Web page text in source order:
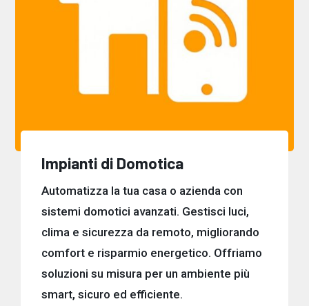
Impianti di Domotica
Automatizza la tua casa o azienda con
sistemi domotici avanzati. Gestisci luci,
clima e sicurezza da remoto, migliorando
comfort e risparmio energetico. Offriamo
soluzioni su misura per un ambiente più
smart, sicuro ed efficiente.